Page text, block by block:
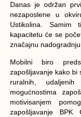
Danas je održan
nezaposlene u
Ustikolina. Samim
kapacitetu će se
značajnu
Mobilni biro
zapošljavanje kako bi
ruralnih,
mogućnostima
motivisanjem
zapošljavanje